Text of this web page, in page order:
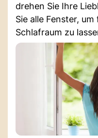
drehen Sie Ihre
Sie alle Fenster,
Schlafraum zu